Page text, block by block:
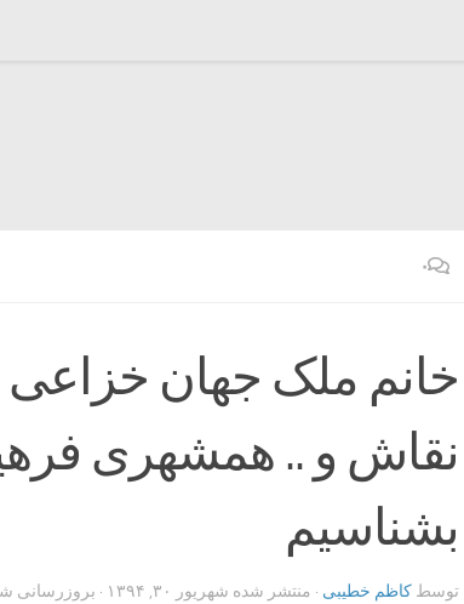
۰
خانم ملک جهان خزاعی
نقاش و .. همشهری
بشناسیم
توسط کاظم خطیبی · منتشر شده شهریور ۳۰, ۱۳۹۴ · بروزرسانی